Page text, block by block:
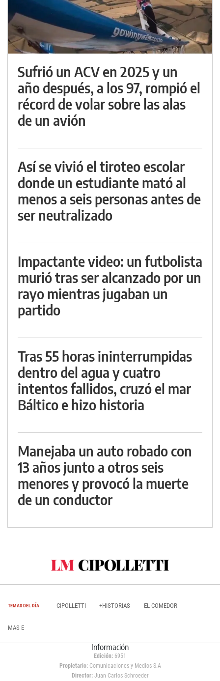
Sufrió un ACV en 2025 y un
año después, a los 97, rompió el
récord de volar sobre las alas
de un avión
Así se vivió el tiroteo escolar
donde un estudiante mató al
menos a seis personas antes de
ser neutralizado
Impactante video: un futbolista
murió tras ser alcanzado por un
rayo mientras jugaban un
partido
Tras 55 horas ininterrumpidas
dentro del agua y cuatro
intentos fallidos, cruzó el mar
Báltico e hizo historia
Manejaba un auto robado con
13 años junto a otros seis
menores y provocó la muerte
de un conductor
TEMAS DEL DÍA CIPOLLETTI +HISTORIAS EL COMEDOR
MAS E
Información
Edición: 6951
Propietario:Comunicaciones y Medios S.A
Director: Juan Carlos Schroeder